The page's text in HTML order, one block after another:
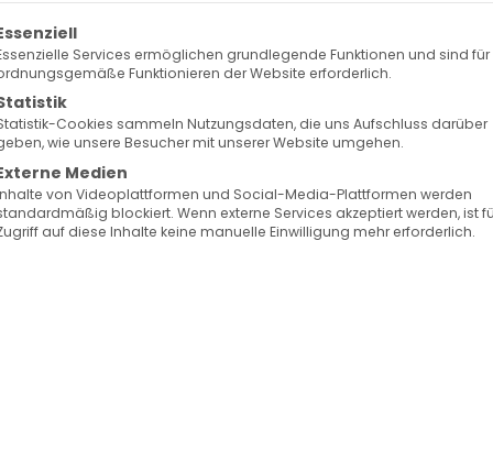
des Attentats wurde. Der Geistliche wurde durch
er am Samstagnachmittag gegen 16 Uhr
den orthodoxen Priester Nikolaos Kakavelakis
Der verheiratete Kleriker ist 52 Jahre alt
ist entsetzt von erneuten Attentaten und
Es ist schockierend, wie im Herzen Europas
offenen und freien Gesellschaft
sind andere Menschen anzugreifen, zu
Glauben als eine „Waffe“ gegen die
die sie selber in Europa genießen.
dass die Internationale Gemeinschaft sich dafür
eine Liste der Service-Gruppen, für die eine
Services ermöglichen grundlegende Funktionen und sind
Funktionieren der Website erforderlich.
Cookies sammeln Nutzungsdaten, die uns Aufschluss darüber
wie unsere Besucher mit unserer Website umgehen.
Medien
von Videoplattformen und Social-Media-Plattformen werden
blockiert. Wenn externe Services akzeptiert werden, ist
auf diese Inhalte keine manuelle Einwilligung mehr erforderlich.